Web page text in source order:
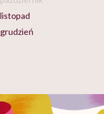
listopad
grudzień